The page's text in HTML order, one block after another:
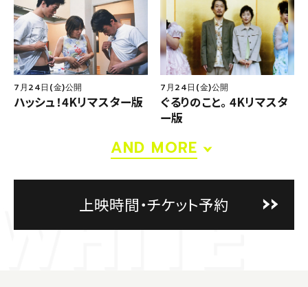
w
u
s
CQ
7月24日(金)公開
ハッシュ！4Kリマスター版
7月24日(金)公開
ぐるりのこと。 4Kリマスタ
ー版
AND MORE
上映時間・チケット予約